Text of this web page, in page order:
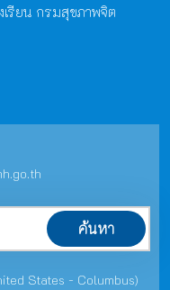
รียน กรมสุขภาพจิต
ค้นหา
States - Columbus)